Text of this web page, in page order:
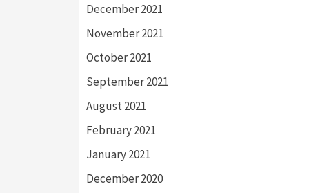
December 2021
November 2021
October 2021
September 2021
August 2021
February 2021
January 2021
December 2020